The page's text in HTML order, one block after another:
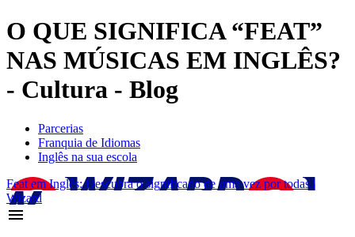
O QUE SIGNIFICA “FEAT”
NAS MÚSICAS EM INGLÊS?
- Cultura - Blog
Parcerias
Franquia de Idiomas
Inglês na sua escola
Feat em Inglês: Descubra o significado de uma vez por todas |
Wizard
menu